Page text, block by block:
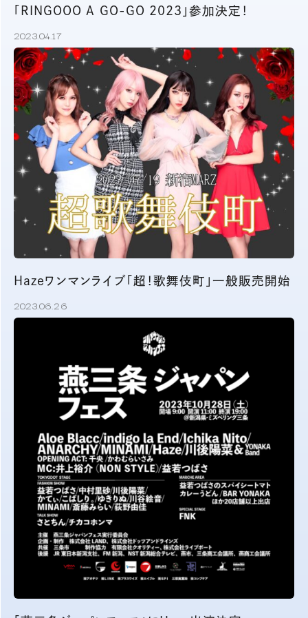
「RINGOOO A GO-GO 2023」参加決定！
2023.04.17
Hazeワンマンライブ「超！歌舞伎町」一般販売開始
2023.06.26